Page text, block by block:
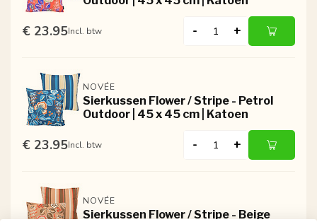
€ 23.95Incl. btw - +
NOVÉE
Sierkussen Flower / Stripe - Petrol
Outdoor | 45 x 45 cm | Katoen
€ 23.95Incl. btw - +
NOVÉE
Sierkussen Flower / Stripe - Beige